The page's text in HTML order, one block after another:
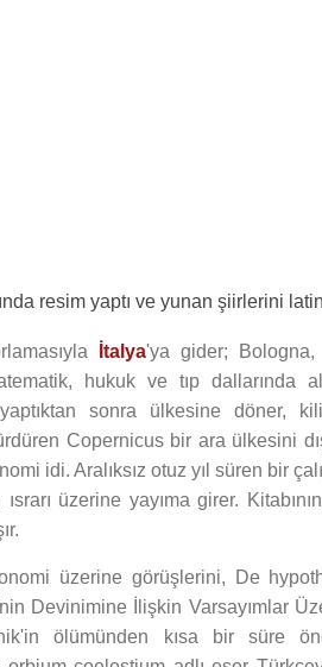
resim yaptı ve yunan şiirlerini
İtalya'ya gider;
hukuk ve tıp dallarında
sonra ülkesine döner,
Copernicus bir ara ülkesini
idi. Aralıksız otuz yıl süren bir
ısrarı üzerine yayıma girer.
üzerine görüşlerini, De
Devinimine İlişkin Varsayımlar
ölümünden kısa bir süre